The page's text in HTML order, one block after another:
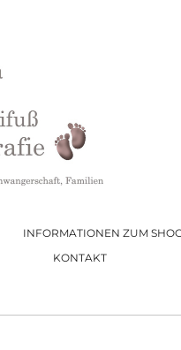
INFORMATIONEN ZUM
KONTAKT